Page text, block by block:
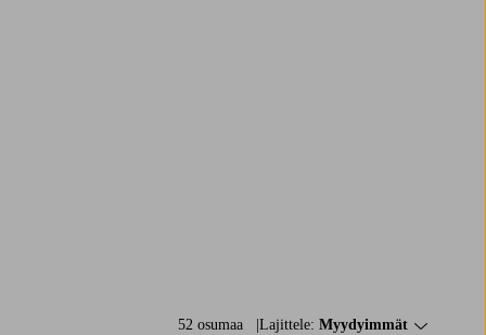
52 osumaa Lajittele: Myydyimmät